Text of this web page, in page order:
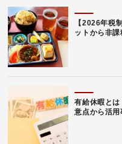
【2026年税
ットから非
有給休暇と
意点から活